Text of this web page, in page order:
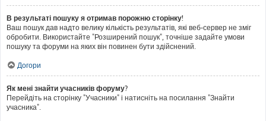
В результаті пошуку я отримав порожню сторінку!
Ваш пошук дав надто велику кількість результатів, які веб-сервер не зміг
обробити. Використайте "Розширений пошук", точніше задайте умови
пошуку та форуми на яких він повинен бути здійснений.
Догори
Як мені знайти учасників форуму?
Перейдіть на сторінку "Учасники" і натисніть на посилання "Знайти
учасника".